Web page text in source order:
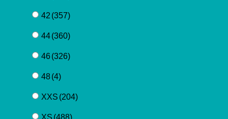
42 (357)
44(360)
46(326)
48(4)
XXS (204)
XS (488)